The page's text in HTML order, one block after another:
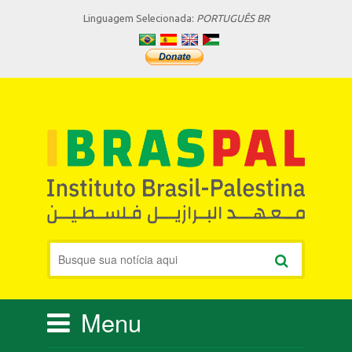
Linguagem Selecionada: PORTUGUÊS BR
Menu